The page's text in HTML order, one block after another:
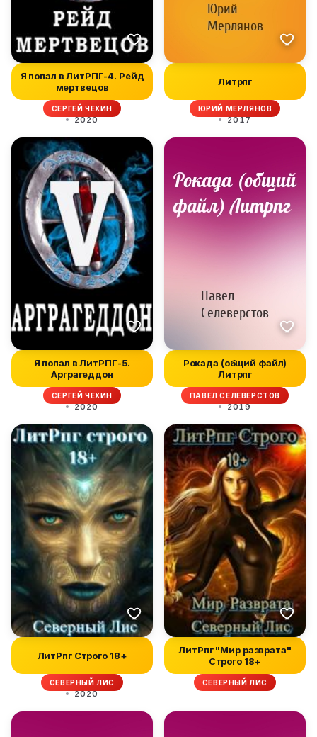
Я попал в ЛитРПГ-4. Рейд
мертвецов
СЕРГЕЙ ЧЕХИН
2020
Литрпг
ЮРИЙ МЕРЛЯНОВ
2017
Я попал в ЛитРПГ-5.
Арграгеддон
СЕРГЕЙ ЧЕХИН
2020
Рокада (общий файл)
Литрпг
ПАВЕЛ СЕЛЕВЕРСТОВ
2019
ЛитРпг Строго 18+
СЕВЕРНЫЙ ЛИС
2020
ЛитРпг "Мир разврата"
Строго 18+
СЕВЕРНЫЙ ЛИС